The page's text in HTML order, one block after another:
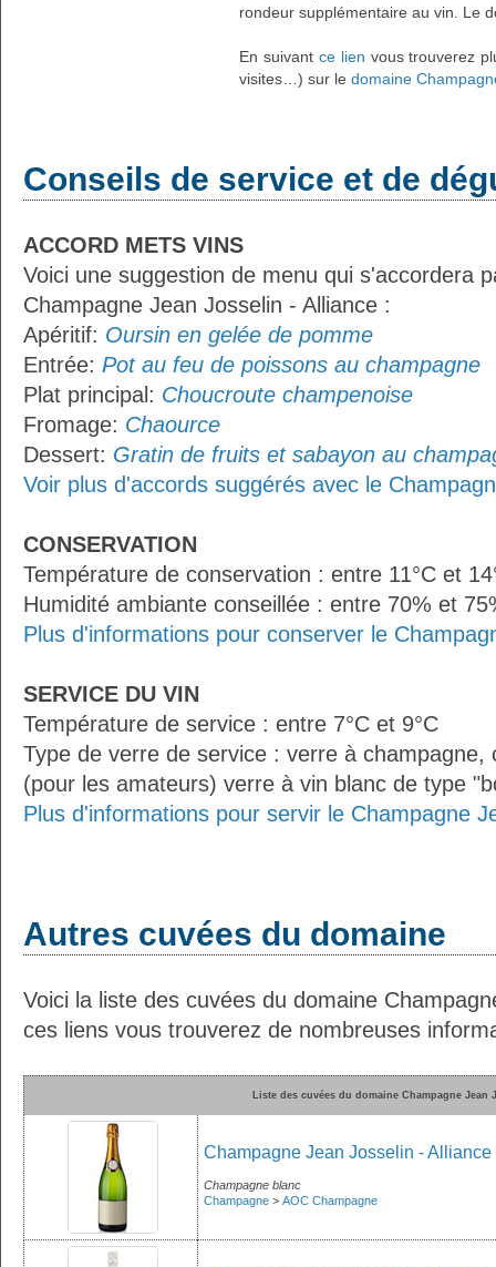
rondeur supplémentaire au vin. Le
En suivant ce lien vous trouverez
visites…) sur le domaine
Conseils de service et de
ACCORD METS VINS
Voici une suggestion de menu qui s'accordera
Champagne Jean Josselin - Alliance :
Apéritif: Oursin en gelée de pomme
Entrée: Pot au feu de poissons au champagne
Plat principal: Choucroute champenoise
Fromage: Chaource
Dessert: Gratin de fruits et sabayon au
Voir plus d'accords suggérés avec le
CONSERVATION
Température de conservation : entre 11°C et
Humidité ambiante conseillée : entre 70% et
Plus d'informations pour conserver le
SERVICE DU VIN
Température de service : entre 7°C et 9°C
Type de verre de service : verre à champagne,
(pour les amateurs) verre à vin blanc de type
Plus d'informations pour servir le Champagne
Autres cuvées du domaine
Voici la liste des cuvées du domaine
ces liens vous trouverez de nombreuses
Liste des cuvées du domaine Champagne Jean
Champagne Jean Josselin - Alliance
Champagne blanc
Champagne > AOC Champagne